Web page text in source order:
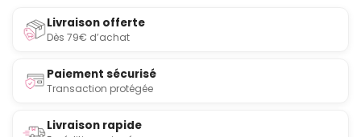
Livraison offerte
Dès 79€ d’achat
Paiement sécurisé
Transaction protégée
Livraison rapide